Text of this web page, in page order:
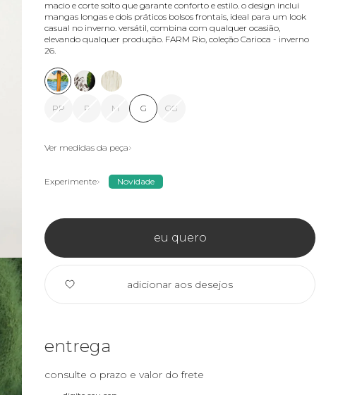
macio e corte solto que garante conforto e estilo. o design inclui
mangas longas e dois práticos bolsos frontais, ideal para um look
casual no inverno. versátil, combina com qualquer ocasião,
elevando qualquer produção. FARM Rio, coleção Carioca - inverno
26.
PP P M G GG
Ver medidas da peça
Experimente Novidade
eu quero
adicionar aos desejos
entrega
consulte o prazo e valor do frete